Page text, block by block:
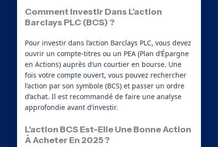
Comment Investir Dans L’action
Barclays PLC (BCS) ?
Pour investir dans l’action Barclays PLC, vous devez
ouvrir un compte-titres ou un PEA (Plan d’Épargne
en Actions) auprès d’un courtier en bourse. Une
fois votre compte ouvert, vous pouvez rechercher
l’action par son symbole (BCS) et passer un ordre
d’achat. Il est recommandé de faire une analyse
approfondie avant d’investir.
L’action BCS Est-Elle Une Bonne Action
À Acheter En 2025 ?